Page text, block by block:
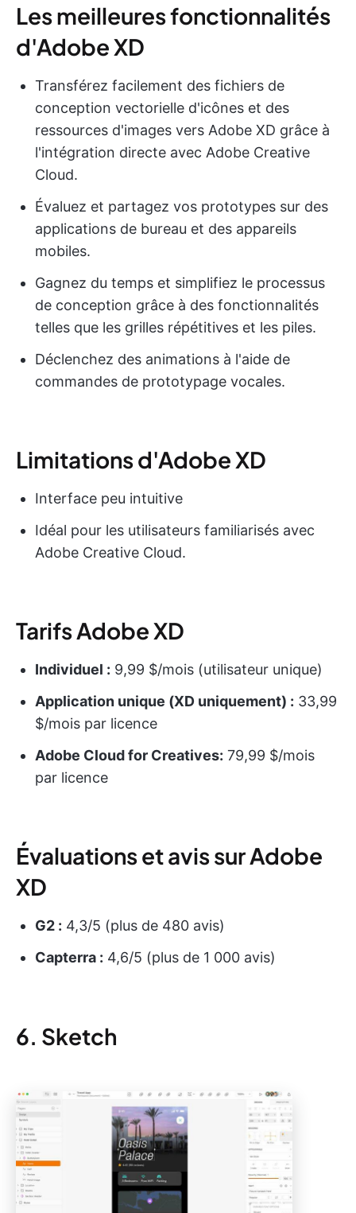
Les meilleures fonctionnalités
d'Adobe XD
Transférez facilement des fichiers de
conception vectorielle d'icônes et des
ressources d'images vers Adobe XD grâce à
l'intégration directe avec Adobe Creative
Cloud.
Évaluez et partagez vos prototypes sur des
applications de bureau et des appareils
mobiles.
Gagnez du temps et simplifiez le processus
de conception grâce à des fonctionnalités
telles que les grilles répétitives et les piles.
Déclenchez des animations à l'aide de
commandes de prototypage vocales.
Limitations d'Adobe XD
Interface peu intuitive
Idéal pour les utilisateurs familiarisés avec
Adobe Creative Cloud.
Tarifs Adobe XD
Individuel : 9,99 $/mois (utilisateur unique)
Application unique (XD uniquement) : 33,99
$/mois par licence
Adobe Cloud for Creatives: 79,99 $/mois
par licence
Évaluations et avis sur Adobe
XD
G2 : 4,3/5 (plus de 480 avis)
Capterra : 4,6/5 (plus de 1 000 avis)
6. Sketch